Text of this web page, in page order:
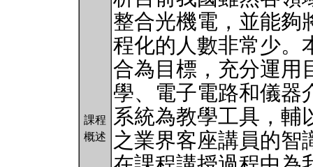
課程
概述
整合光機電，並能夠
程化的人數非常少。
合為目標，充分運用
學、電子電路和儀器
系統為教學工具，輔
之業界客座講員的智